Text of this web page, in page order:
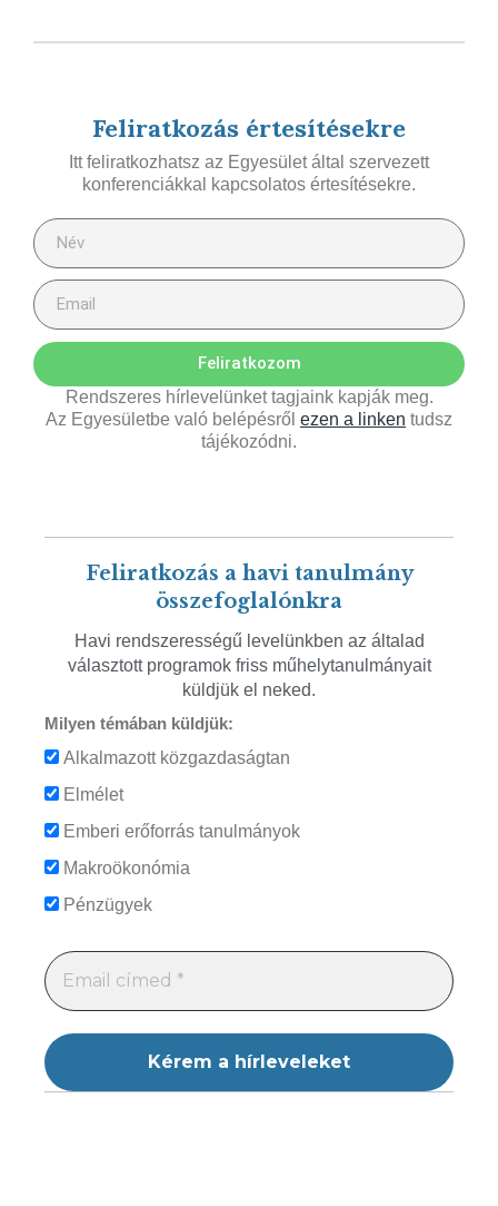
Feliratkozás értesítésekre
Itt feliratkozhatsz az Egyesület által szervezett
konferenciákkal kapcsolatos értesítésekre.
Feliratkozom
Rendszeres hírlevelünket tagjaink kapják meg.
Az Egyesületbe való belépésről ezen a linken tudsz
tájékozódni.
Feliratkozás a havi tanulmány
összefoglalónkra
Havi rendszerességű levelünkben az általad
választott programok friss műhelytanulmányait
küldjük el neked.
Milyen témában küldjük:
Alkalmazott közgazdaságtan
Elmélet
Emberi erőforrás tanulmányok
Makroökonómia
Pénzügyek